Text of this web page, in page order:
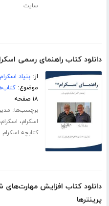
سایت
دانلود کتاب راهنمای رسمی
از:بنیاد اسکرام
موضوع:
۱۸ صفحه
برچسب‌ها:
اسکرام، اسکرام،
کتابچه اسکرام
دانلود کتاب افزایش مهارت‌های
پرینترها